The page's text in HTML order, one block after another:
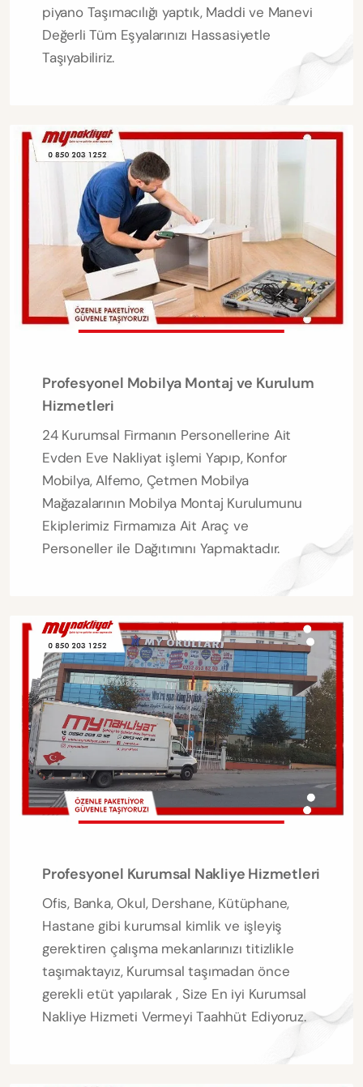
piyano Taşımacılığı yaptık, Maddi ve Manevi
Değerli Tüm Eşyalarınızı Hassasiyetle
Taşıyabiliriz.
Profesyonel Mobilya Montaj ve Kurulum
Hizmetleri
24 Kurumsal Firmanın Personellerine Ait
Evden Eve Nakliyat işlemi Yapıp, Konfor
Mobilya, Alfemo, Çetmen Mobilya
Mağazalarının Mobilya Montaj Kurulumunu
Ekiplerimiz Firmamıza Ait Araç ve
Personeller ile Dağıtımını Yapmaktadır.
Profesyonel Kurumsal Nakliye Hizmetleri
Ofis, Banka, Okul, Dershane, Kütüphane,
Hastane gibi kurumsal kimlik ve işleyiş
gerektiren çalışma mekanlarınızı titizlikle
taşımaktayız, Kurumsal taşımadan önce
gerekli etüt yapılarak , Size En iyi Kurumsal
Nakliye Hizmeti Vermeyi Taahhüt Ediyoruz.